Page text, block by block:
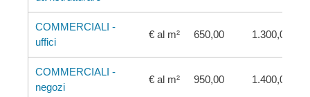
COMMERCIALI -
uffici
€ al m² 650,00 1.300,00
COMMERCIALI -
negozi
€ al m² 950,00 1.400,00